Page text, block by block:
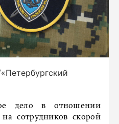
дело в отношении
сотрудников скорой